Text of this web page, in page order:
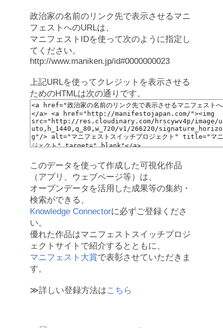
政治家の名前のリンク先で表示させるマニ
フェストへのURLは、
マニフェストIDを使って次のように指定し
てください。
http://www.maniken.jp/id#0000000023
上記URLを使ってクレジットを表示させる
ためのHTMLは次の通りです。
このデータを使って作成した可視化作品
（アプリ、ウェブページ等）は、
オープンデータを活用した成果等の集約・
検索ができる、
Knowledge Connectorに必ずご登録くださ
い。
優れた作品はマニフェストスイッチプロジ
ェクトサイトで紹介するとともに、
マニフェスト大賞で表彰させていただきま
す。
≫詳しい登録方法はこちら